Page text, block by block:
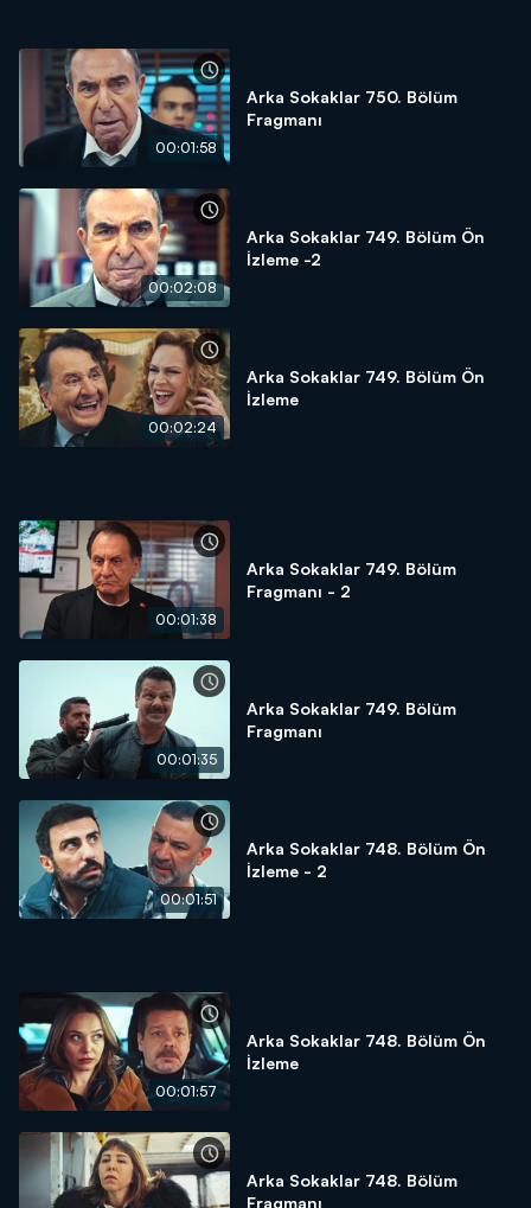
00:01:58
Arka Sokaklar 750. Bölüm
Fragmanı
00:02:08
Arka Sokaklar 749. Bölüm Ön
İzleme -2
00:02:24
Arka Sokaklar 749. Bölüm Ön
İzleme
00:01:38
Arka Sokaklar 749. Bölüm
Fragmanı - 2
00:01:35
Arka Sokaklar 749. Bölüm
Fragmanı
00:01:51
Arka Sokaklar 748. Bölüm Ön
İzleme - 2
00:01:57
Arka Sokaklar 748. Bölüm Ön
İzleme
Arka Sokaklar 748. Bölüm
Fragmanı